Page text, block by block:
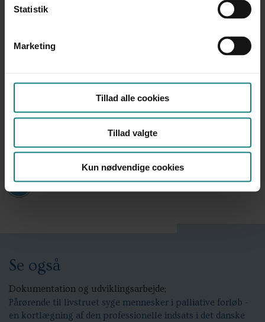
Statistik
Marketing
Tillad alle cookies
Tillad valgte
Kun nødvendige cookies
Find på bibliotek.dk
Se også
Dokumentation og udviklingsarbejde;
Pårørende til livstruet syge mennesker i palliative forløb -
en kortlægning af den professionelle indsats i det danske